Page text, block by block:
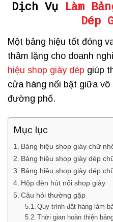
Dịch Vụ
Làm
Dép
Một bảng hiệu tốt đóng
thầm lặng cho doanh
hiệu shop giày dép giúp
cửa hàng nổi bật giữa
đường phố.
Mục lục
Bảng hiệu shop giày chữ
Bảng hiệu shop giày dép
Bảng hiệu shop giày dép
Hộp đèn hút nổi shop giày
Câu hỏi thường gặp
Quy trình đặt hàng làm
Thời gian hoàn thiện